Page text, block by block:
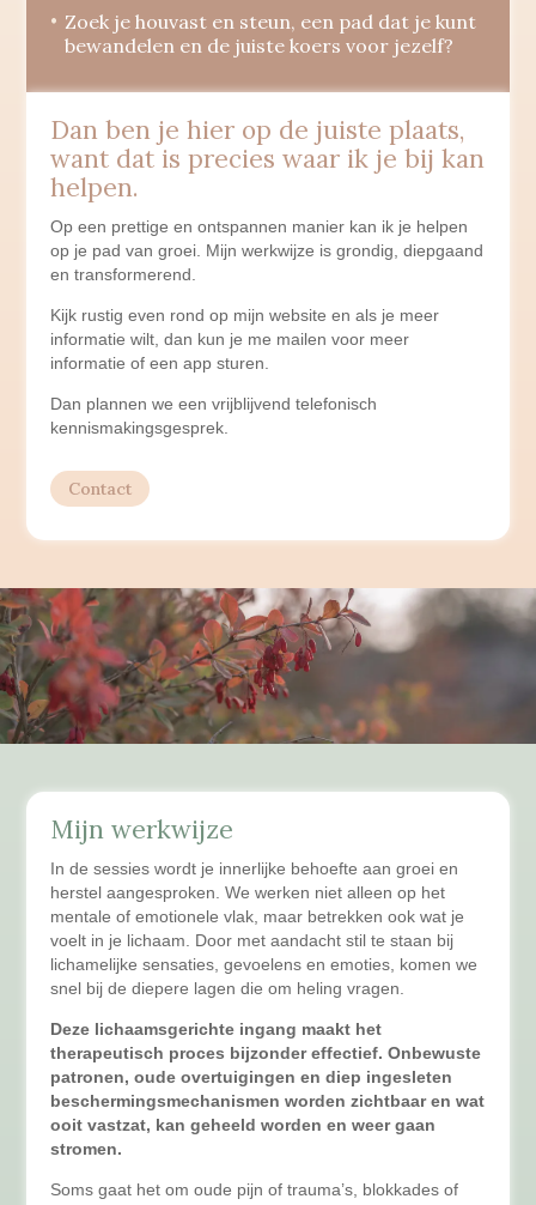
Zoek je houvast en steun, een pad dat je kunt
bewandelen en de juiste koers voor jezelf?
Dan ben je hier op de juiste plaats,
want dat is precies waar ik je bij kan
helpen.
Op een prettige en ontspannen manier kan ik je helpen
op je pad van groei. Mijn werkwijze is grondig, diepgaand
en transformerend.
Kijk rustig even rond op mijn website en als je meer
informatie wilt, dan kun je me mailen voor meer
informatie of een app sturen.
Dan plannen we een vrijblijvend telefonisch
kennismakingsgesprek.
Contact
Mijn werkwijze
In de sessies wordt je innerlijke behoefte aan groei en
herstel aangesproken. We werken niet alleen op het
mentale of emotionele vlak, maar betrekken ook wat je
voelt in je lichaam. Door met aandacht stil te staan bij
lichamelijke sensaties, gevoelens en emoties, komen we
snel bij de diepere lagen die om heling vragen.
Deze lichaamsgerichte ingang maakt het
therapeutisch proces bijzonder effectief. Onbewuste
patronen, oude overtuigingen en diep ingesleten
beschermingsmechanismen worden zichtbaar en wat
ooit vastzat, kan geheeld worden en weer gaan
stromen.
Soms gaat het om oude pijn of trauma’s, blokkades of